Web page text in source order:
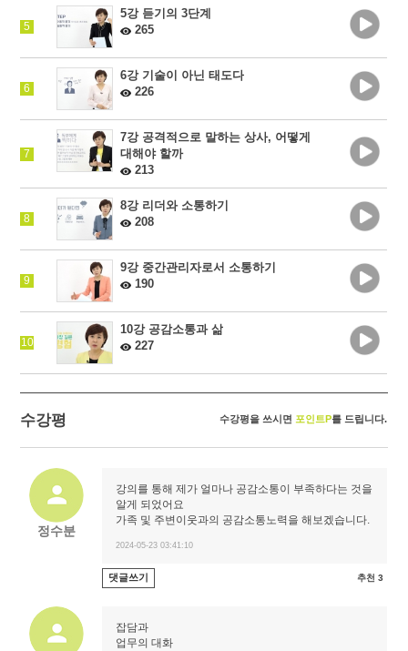
5
5강 듣기의 3단계
265
6
6강 기술이 아닌 태도다
226
7
7강 공격적으로 말하는 상사, 어떻게
대해야 할까
213
8
8강 리더와 소통하기
208
9
9강 중간관리자로서 소통하기
190
10
10강 공감소통과 삶
227
수강평 수강평을 쓰시면 포인트P를 드립니다.
정수분
강의를 통해 제가 얼마나 공감소통이 부족하다는 것을
알게 되었어요
가족 및 주변이웃과의 공감소통노력을 해보겠습니다.
2024-05-23 03:41:10
댓글쓰기 추천 3
잡담과
업무의 대화